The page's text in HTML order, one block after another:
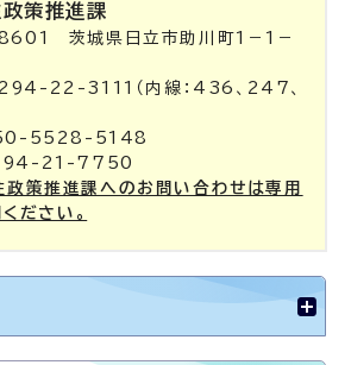
策推進課
茨城県日立市助川町1－1－
22-3111（内線：436、247、
5528-5148
21-7750
政策推進課へのお問い合わせは専用
ださい。